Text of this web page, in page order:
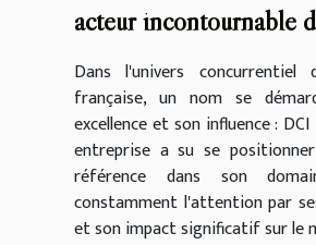
acteur incontournable
Dans l'univers concurrentiel
française, un nom se
excellence et son influence :
entreprise a su se
référence dans son
constamment l'attention par
et son impact significatif sur le